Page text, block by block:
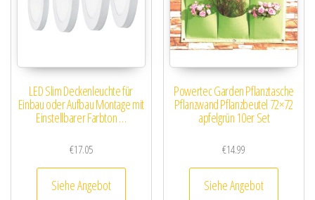
LED Slim Deckenleuchte für
Einbau oder Aufbau Montage mit
Einstellbarer Farbton …
€17.05
Siehe Angebot
Powertec Garden Pflanztasche
Pflanzwand Pflanzbeutel 72×72
apfelgrün 10er Set
€14.99
Siehe Angebot